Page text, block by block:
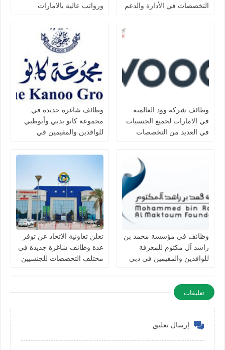
التخصصات في الأدارة والدعم
ورواتب عالية بالامارات
وظائف شركة وود العالمية
في الامارات لجميع الجنسيات
في العديد من التخصصات
وظائف شاغرة جديدة في
مجموعة كانو بدبي وأبوظبي
للوافدين والمقيمين في
وظائف في مؤسسة محمد بن
راشد آل مكتوم للمعرفة
للوافدين والمقيمين في دبي
تعلن تعاونية الاتحاد عن توفر
عدة وظائف شاغرة جديدة في
مختلف التخصصات للجنسيين
تعليقات
إرسال تعليق